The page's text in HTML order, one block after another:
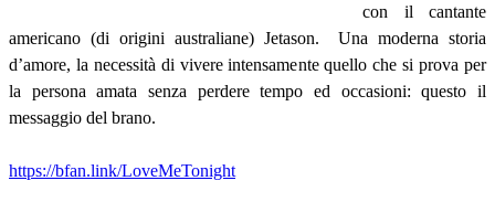
con il cantante
americano (di origini australiane) Jetason. Una moderna storia
d’amore, la necessità di vivere intensamente quello che si prova per
la persona amata senza perdere tempo ed occasioni: questo il
messaggio del brano.
https://bfan.link/LoveMeTonight